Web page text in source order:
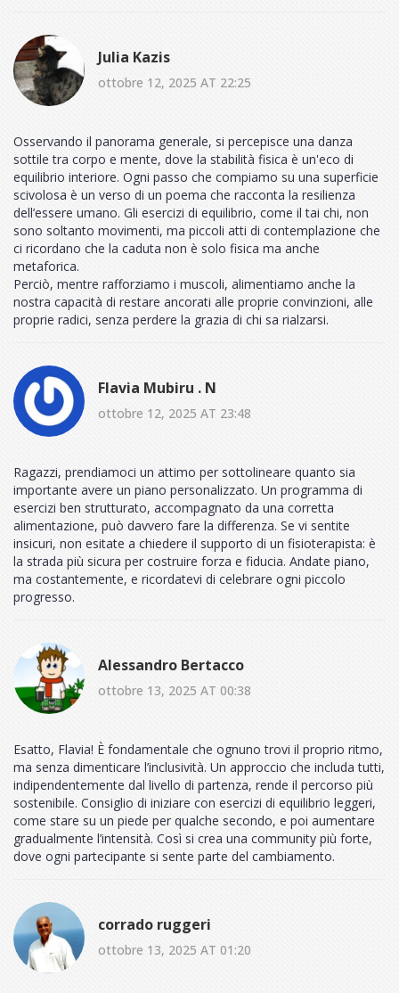
Julia Kazis
ottobre 12, 2025 AT 22:25
Osservando il panorama generale, si percepisce una danza
sottile tra corpo e mente, dove la stabilità fisica è un'eco di
equilibrio interiore. Ogni passo che compiamo su una superficie
scivolosa è un verso di un poema che racconta la resilienza
dell’essere umano. Gli esercizi di equilibrio, come il tai chi, non
sono soltanto movimenti, ma piccoli atti di contemplazione che
ci ricordano che la caduta non è solo fisica ma anche
metaforica.
Perciò, mentre rafforziamo i muscoli, alimentiamo anche la
nostra capacità di restare ancorati alle proprie convinzioni, alle
proprie radici, senza perdere la grazia di chi sa rialzarsi.
Flavia Mubiru . N
ottobre 12, 2025 AT 23:48
Ragazzi, prendiamoci un attimo per sottolineare quanto sia
importante avere un piano personalizzato. Un programma di
esercizi ben strutturato, accompagnato da una corretta
alimentazione, può davvero fare la differenza. Se vi sentite
insicuri, non esitate a chiedere il supporto di un fisioterapista: è
la strada più sicura per costruire forza e fiducia. Andate piano,
ma costantemente, e ricordatevi di celebrare ogni piccolo
progresso.
Alessandro Bertacco
ottobre 13, 2025 AT 00:38
Esatto, Flavia! È fondamentale che ognuno trovi il proprio ritmo,
ma senza dimenticare l’inclusività. Un approccio che includa tutti,
indipendentemente dal livello di partenza, rende il percorso più
sostenibile. Consiglio di iniziare con esercizi di equilibrio leggeri,
come stare su un piede per qualche secondo, e poi aumentare
gradualmente l’intensità. Così si crea una community più forte,
dove ogni partecipante si sente parte del cambiamento.
corrado ruggeri
ottobre 13, 2025 AT 01:20